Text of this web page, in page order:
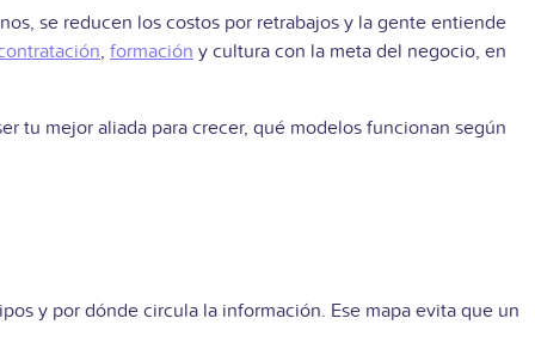
se reducen los costos por retrabajos y la gente entiende
, formación y cultura con la meta del negocio, en
tu mejor aliada para crecer, qué modelos funcionan según
y por dónde circula la información. Ese mapa evita que un